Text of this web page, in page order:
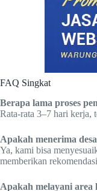
FAQ Singkat
Berapa lama proses
Rata-rata 3–7 hari kerja,
Apakah menerima
Ya, kami bisa
memberikan
Apakah melayani area